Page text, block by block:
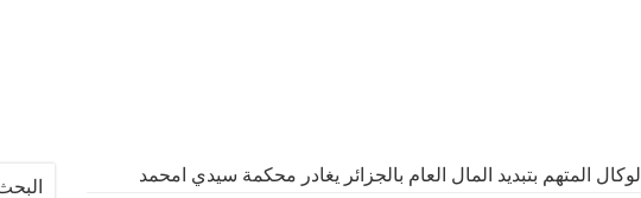
لوكال المتهم بتبديد المال العام بالجزائر يغادر محكمة سيدي امحمد